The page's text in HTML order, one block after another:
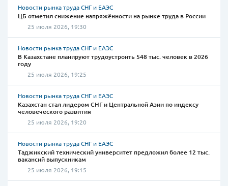
Новости рынка труда СНГ и ЕАЭС
ЦБ отметил снижение напряжённости на рынке труда в России
25 июля 2026, 19:30
Новости рынка труда СНГ и ЕАЭС
В Казахстане планируют трудоустроить 548 тыс. человек в 2026
году
25 июля 2026, 19:25
Новости рынка труда СНГ и ЕАЭС
Казахстан стал лидером СНГ и Центральной Азии по индексу
человеческого развития
25 июля 2026, 19:20
Новости рынка труда СНГ и ЕАЭС
Таджикский технический университет предложил более 12 тыс.
вакансий выпускникам
25 июля 2026, 19:15